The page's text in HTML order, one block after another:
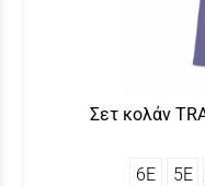
Σετ κολάν
6Ε 5Ε